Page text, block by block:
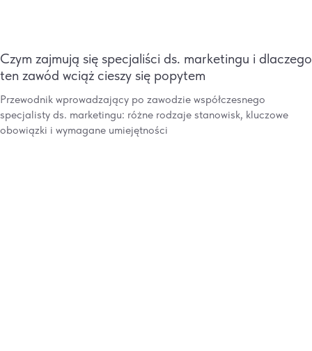
Czym zajmują się specjaliści ds. marketingu i dlaczego
ten zawód wciąż cieszy się popytem
Przewodnik wprowadzający po zawodzie współczesnego
specjalisty ds. marketingu: różne rodzaje stanowisk, kluczowe
obowiązki i wymagane umiejętności